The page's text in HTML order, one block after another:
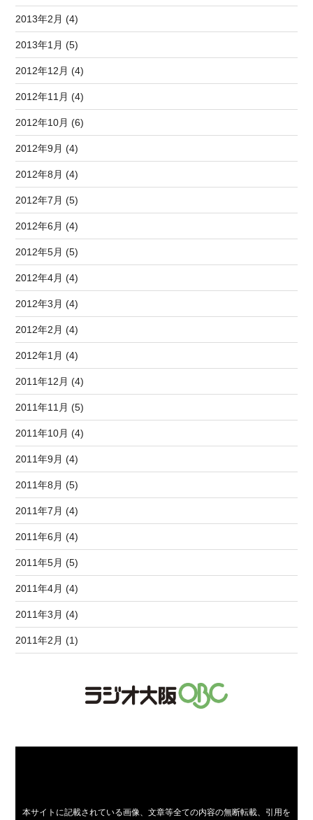
2013年2月 (4)
2013年1月 (5)
2012年12月 (4)
2012年11月 (4)
2012年10月 (6)
2012年9月 (4)
2012年8月 (4)
2012年7月 (5)
2012年6月 (4)
2012年5月 (5)
2012年4月 (4)
2012年3月 (4)
2012年2月 (4)
2012年1月 (4)
2011年12月 (4)
2011年11月 (5)
2011年10月 (4)
2011年9月 (4)
2011年8月 (5)
2011年7月 (4)
2011年6月 (4)
2011年5月 (5)
2011年4月 (4)
2011年3月 (4)
2011年2月 (1)
本サイトに記載されている画像、文章等全ての内容の無断転載、引用を